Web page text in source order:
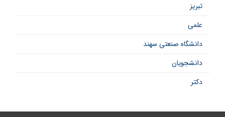
تبریز
علمی
دانشگاه صنعتی سهند
دانشجویان
دکتر